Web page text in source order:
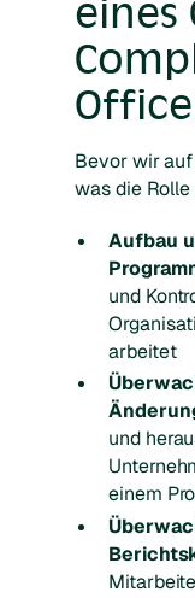
eines
Bevor wir
was die
Aufbau
und
arbeitet
und
einem